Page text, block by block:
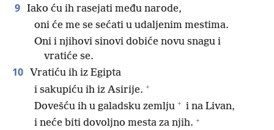
9 Iako ću ih rasejati među narode,
oni će me se sećati u udaljenim mestima.
Oni i njihovi sinovi dobiće novu snagu i
vratiće se.
10
Vratiću ih iz Egipta
i sakupiću ih iz Asirije. +
Dovešću ih u galadsku zemlju + i na Livan,
i neće biti dovoljno mesta za njih. +